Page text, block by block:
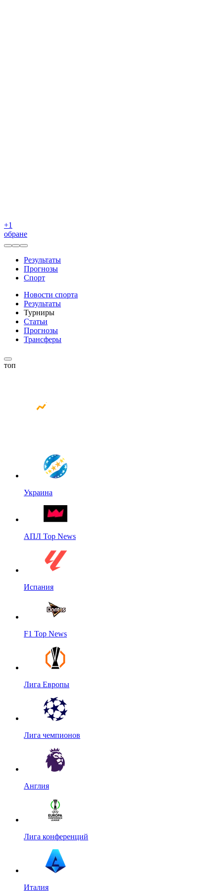
+1
обране
Результаты
Прогнозы
Спорт
Новости спорта
Результаты
Турниры
Статьи
Прогнозы
Трансферы
топ
Украина
АПЛ Top News
Испания
F1 Top News
Лига Европы
Лига чемпионов
Англия
Лига конференций
Италия